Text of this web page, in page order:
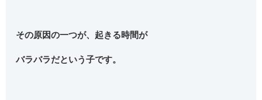
その原因の一つが、起きる時間が
バラバラだという子です。